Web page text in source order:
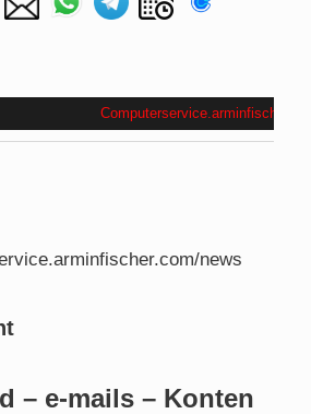
Computerservice.arminfischer.com
– e-mails – Konten